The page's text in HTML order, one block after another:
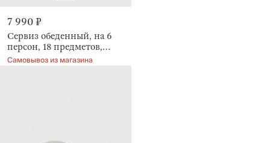
7 990 ₽
Сервиз обеденный, на 6
персон, 18 предметов,
Цветы и листья, Rareness
Самовывоз из магазина